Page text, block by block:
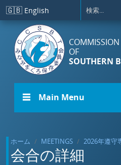
メインコンテンツに移動
🇬🇧 English
OF
SOUTHERN
☰ Main Menu
ホーム MEETINGS 2026年遵守
会合の詳細